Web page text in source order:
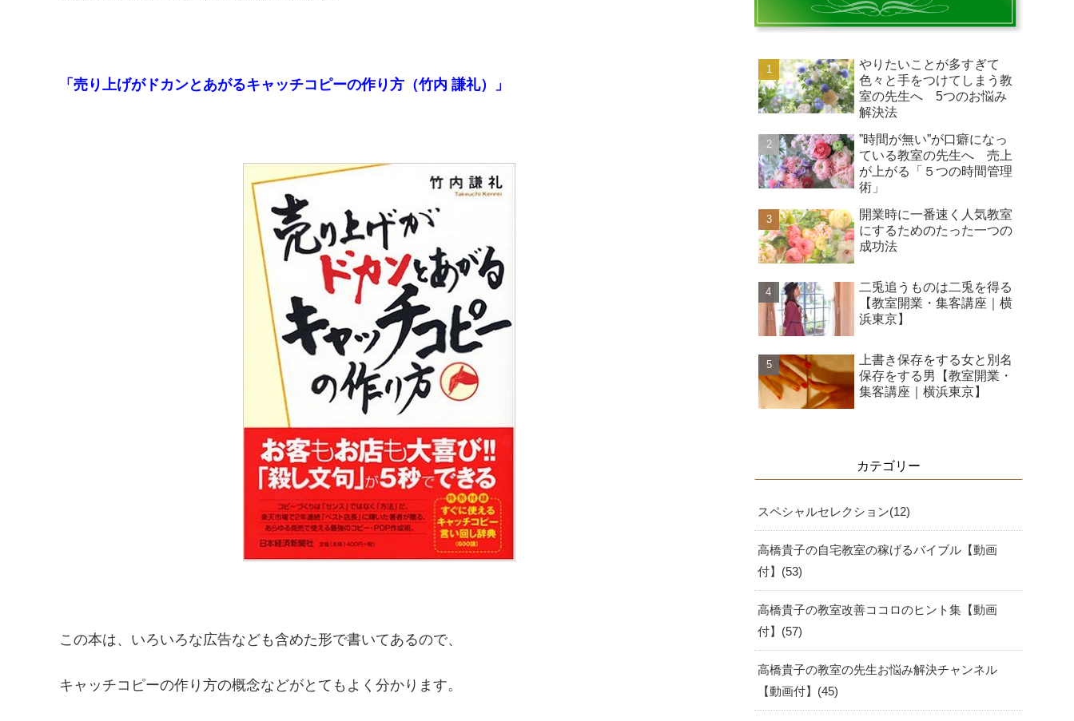
「売り上げがドカンとあがるキャッチコピーの作り方（竹内 謙礼）」
この本は、いろいろな広告なども含めた形で書いてあるので、
キャッチコピーの作り方の概念などがとてもよく分かります。
やりたいことが多すぎて
色々と手をつけてしまう教
室の先生へ 5つのお悩み
解決法
”時間が無い”が口癖になっ
ている教室の先生へ 売上
が上がる「５つの時間管理
術」
開業時に一番速く人気教室
にするためのたった一つの
成功法
二兎追うものは二兎を得る
【教室開業・集客講座｜横
浜東京】
上書き保存をする女と別名
保存をする男【教室開業・
集客講座｜横浜東京】
カテゴリー
スペシャルセレクション 12
高橋貴子の自宅教室の稼げるバイブル【動画
付】
53
高橋貴子の教室改善ココロのヒント集【動画
付】
57
高橋貴子の教室の先生お悩み解決チャンネル
【動画付】
45